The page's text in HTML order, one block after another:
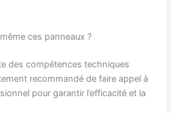
ces panneaux ?
des compétences techniques
recommandé de faire appel à
pour garantir l’efficacité et la